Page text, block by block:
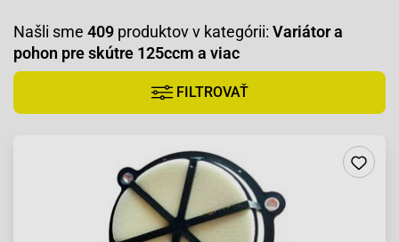
Našli sme 409 produktov v kategórii: Variátor a
pohon pre skútre 125ccm a viac
FILTROVAŤ